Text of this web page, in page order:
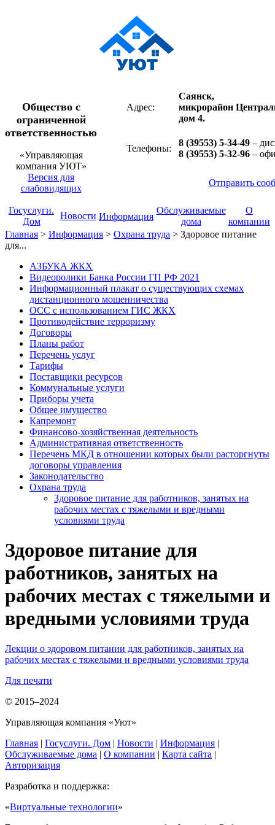
Общество с
ограниченной
ответственностью
«Управляющая
компания УЮТ»
Адрес:
Саянск,
микрорайон
дом 4.
Телефоны:
8 (39553) 5-34-49 –
8 (39553) 5-32-96 –
Версия для
слабовидящих
Отправить
Госуслуги.
Дом
Новости Информация
Обслуживаемые
дома
О
компании
Главная > Информация > Охрана труда > Здоровое питание
для...
АЗБУКА ЖКХ
Видеоролики Банка России ГП РФ 2021
Информационный плакат о существующих схемах
дистанционного мошенничества
ОСС с использованием ГИС ЖКХ
Противодействие терроризму
Договоры
Планы работ
Перечень услуг
Тарифы
Поставщики ресурсов
Коммунальные услуги
Приборы учета
Общее имущество
Капремонт
Финансово-хозяйственная деятельность
Административная ответственность
Перечень МКД в отношении которых были расторгнуты
договоры управления
Законодательство
Охрана труда
Здоровое питание для работников, занятых на
рабочих местах с тяжелыми и вредными
условиями труда
Здоровое питание для
работников, занятых на
рабочих местах с тяжелыми и
вредными условиями труда
Лекции о здоровом питании для работников, занятых на
рабочих местах с тяжелыми и вредными условиями труда
Для печати
© 2015–2024
Управляющая компания «Уют»
Главная | Госуслуги. Дом | Новости | Информация |
Обслуживаемые дома | О компании | Карта сайта |
Авторизация
Разработка и поддержка:
«Виртуальные технологии»